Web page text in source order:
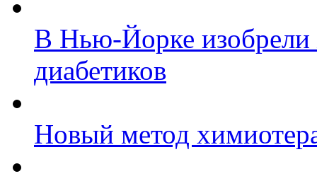
В Нью-Йорке изобрели
диабетиков
Новый метод